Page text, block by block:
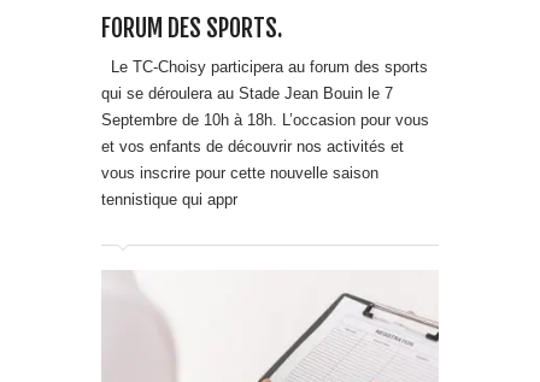
qui se déroulera au Stade Jean Bouin le 7
Septembre de 10h à 18h. L’occasion pour vous
et vos enfants de découvrir nos activités et
vous inscrire pour cette nouvelle saison
tennistique qui appr